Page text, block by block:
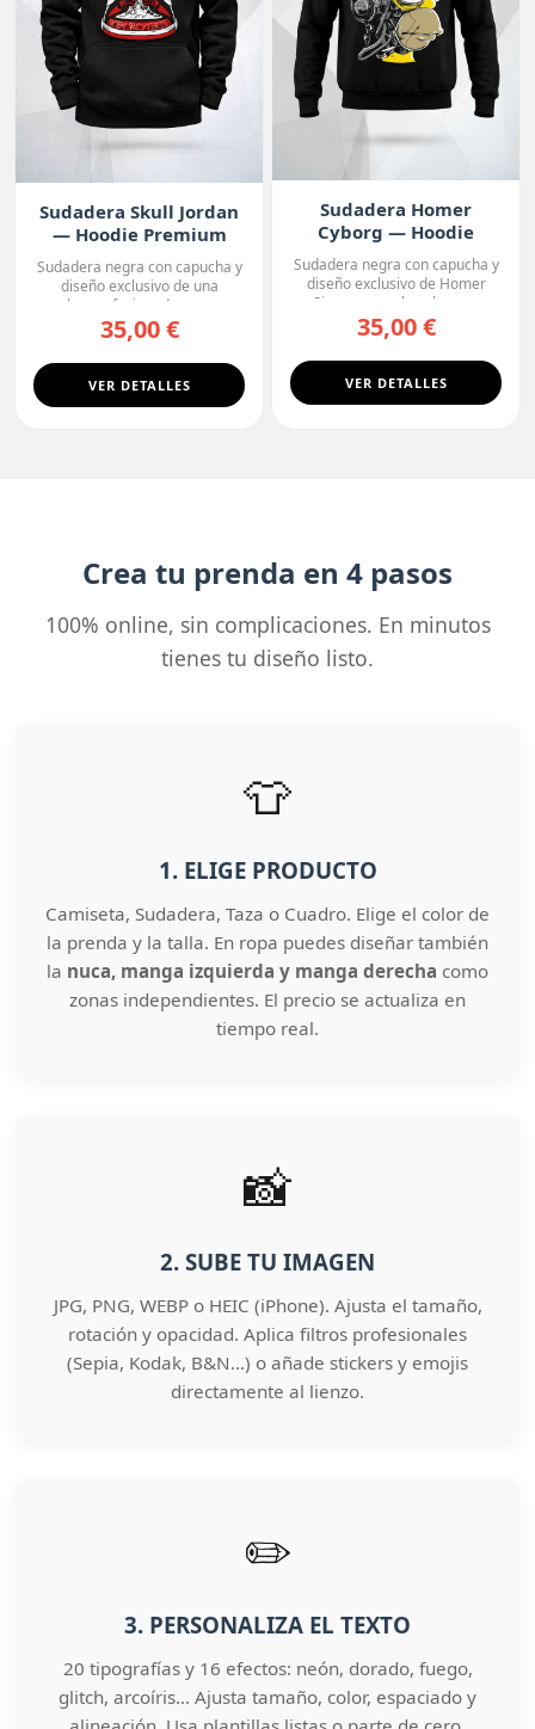
Sudadera Skull Jordan
— Hoodie Premium
Sudadera negra con capucha y
diseño exclusivo de una
calavera fusionada con u...
35,00 €
VER DETALLES
Sudadera Homer
Cyborg — Hoodie
Sudadera negra con capucha y
diseño exclusivo de Homer
Simpson con la cabeza ...
35,00 €
VER DETALLES
Crea tu prenda en 4 pasos
100% online, sin complicaciones. En minutos
tienes tu diseño listo.
👕
1. ELIGE PRODUCTO
Camiseta, Sudadera, Taza o Cuadro. Elige el color de
la prenda y la talla. En ropa puedes diseñar también
la nuca, manga izquierda y manga derecha como
zonas independientes. El precio se actualiza en
tiempo real.
📸
2. SUBE TU IMAGEN
JPG, PNG, WEBP o HEIC (iPhone). Ajusta el tamaño,
rotación y opacidad. Aplica filtros profesionales
(Sepia, Kodak, B&N…) o añade stickers y emojis
directamente al lienzo.
✏️
3. PERSONALIZA EL TEXTO
20 tipografías y 16 efectos: neón, dorado, fuego,
glitch, arcoíris… Ajusta tamaño, color, espaciado y